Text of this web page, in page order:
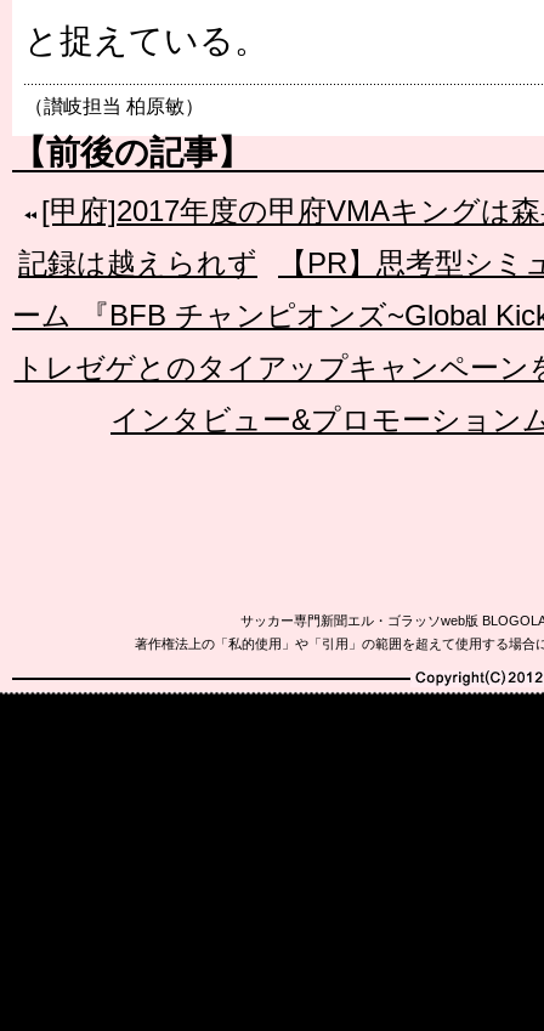
と捉えている。
（讃岐担当 柏原敏）
【前後の記事】
[甲府]2017年度の甲府VMAキングは
記録は越えられず
【PR】思考型シ
ーム 『BFB チャンピオンズ~Global
トレゼゲとのタイアップキャンペーン
インタビュー&プロモーション
サッカー専門新聞エル・ゴラッソweb版
著作権法上の「私的使用」や「引用」の範囲を超えて使用する場
Copyright(C)2010-